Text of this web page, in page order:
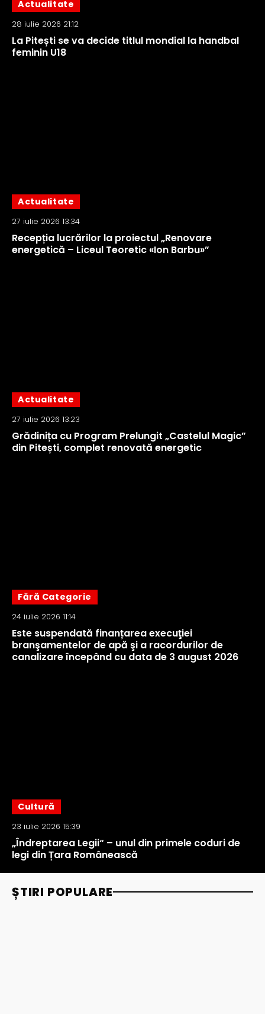
Actualitate
28 iulie 2026 21:12
La Pitești se va decide titlul mondial la handbal
feminin U18
Actualitate
27 iulie 2026 13:34
Recepția lucrărilor la proiectul „Renovare
energetică – Liceul Teoretic «Ion Barbu»”
Actualitate
27 iulie 2026 13:23
Grădinița cu Program Prelungit „Castelul Magic”
din Pitești, complet renovată energetic
Fără Categorie
24 iulie 2026 11:14
Este suspendată finanțarea execuţiei
branşamentelor de apă şi a racordurilor de
canalizare începând cu data de 3 august 2026
Cultură
23 iulie 2026 15:39
„Îndreptarea Legii“ – unul din primele coduri de
legi din Țara Românească
ȘTIRI POPULARE